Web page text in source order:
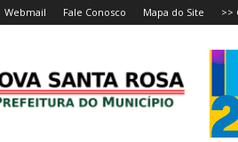
Webmail Fale Conosco Mapa do Site >>